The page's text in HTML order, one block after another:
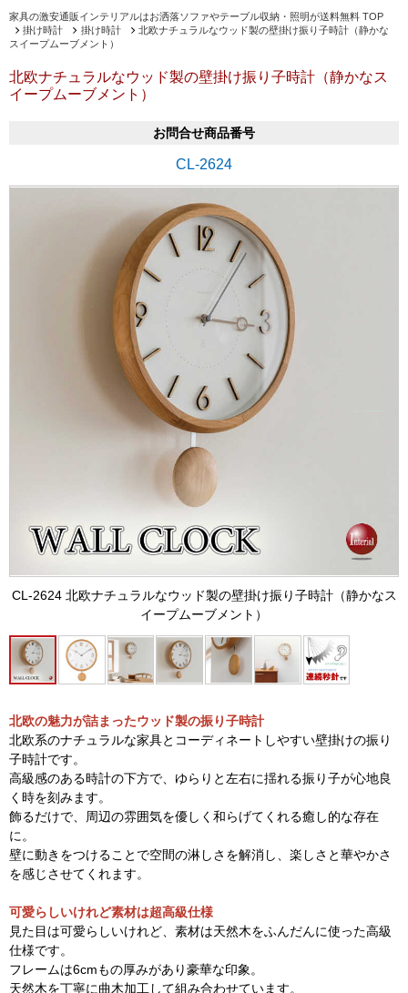
家具の激安通販インテリアルはお洒落ソファやテーブル収納・照明が送料無料 TOP
掛け時計
掛け時計
北欧ナチュラルなウッド製の壁掛け振り子時計（静かな
スイープムーブメント）
北欧ナチュラルなウッド製の壁掛け振り子時計（静かなス
イープムーブメント）
お問合せ商品番号
CL-2624
CL-2624 北欧ナチュラルなウッド製の壁掛け振り子時計（静かなス
イープムーブメント）
北欧の魅力が詰まったウッド製の振り子時計
北欧系のナチュラルな家具とコーディネートしやすい壁掛けの振り
子時計です。
高級感のある時計の下方で、ゆらりと左右に揺れる振り子が心地良
く時を刻みます。
飾るだけで、周辺の雰囲気を優しく和らげてくれる癒し的な存在
に。
壁に動きをつけることで空間の淋しさを解消し、楽しさと華やかさ
を感じさせてくれます。
可愛らしいけれど素材は超高級仕様
見た目は可愛らしいけれど、素材は天然木をふんだんに使った高級
仕様です。
フレームは6cmもの厚みがあり豪華な印象。
天然木を丁寧に曲木加工して組み合わせています。